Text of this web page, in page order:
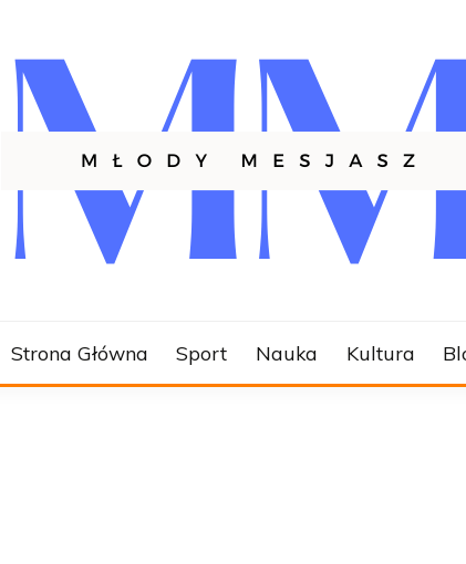
Strona Główna Sport Nauka Kultura